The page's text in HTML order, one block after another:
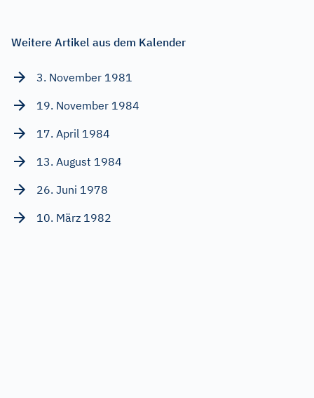
Weitere Artikel aus dem Kalender
3. November 1981
19. November 1984
17. April 1984
13. August 1984
26. Juni 1978
10. März 1982